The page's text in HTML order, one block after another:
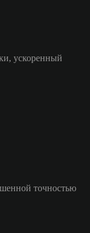
ускоренный
точностью